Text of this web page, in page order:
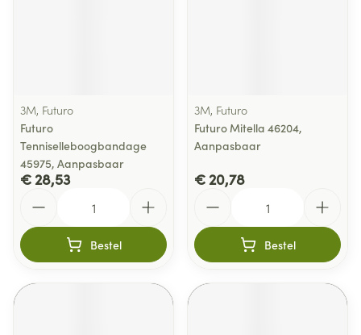
3M, Futuro
Futuro
Tenniselleboogbandage
45975, Aanpasbaar
€ 28,53
Bestel
3M, Futuro
Futuro Mitella 46204,
Aanpasbaar
€ 20,78
Bestel